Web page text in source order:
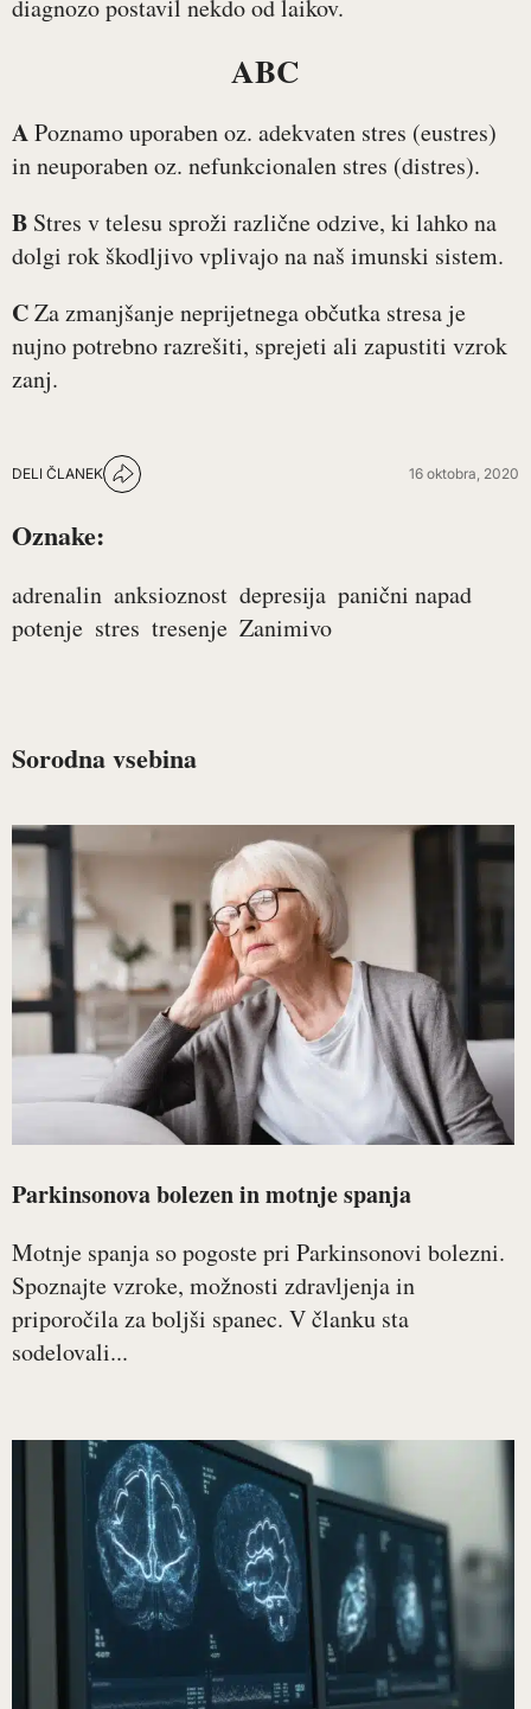
diagnozo postavil nekdo od laikov.
ABC
APoznamo uporaben oz. adekvaten stres (eustres)
in neuporaben oz. nefunkcionalen stres (distres).
B Stres v telesu sproži različne odzive, ki lahko na
dolgi rok škodljivo vplivajo na naš imunski sistem.
CZa zmanjšanje neprijetnega občutka stresa je
nujno potrebno razrešiti, sprejeti ali zapustiti vzrok
zanj.
DELI ČLANEK 16 oktobra, 2020
Oznake:
adrenalin anksioznost depresija panični napad
potenje stres tresenje Zanimivo
Sorodna vsebina
Parkinsonova bolezen in motnje spanja
Motnje spanja so pogoste pri Parkinsonovi bolezni.
Spoznajte vzroke, možnosti zdravljenja in
priporočila za boljši spanec. V članku sta
sodelovali...